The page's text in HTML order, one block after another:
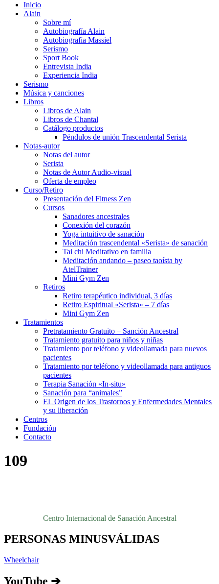
Inicio
Alain
Sobre mí
Autobiografía Alain
Autobiografía Massiel
Serismo
Sport Book
Entrevista India
Experiencia India
Serismo
Música y canciones
Libros
Libros de Alain
Libros de Chantal
Catálogo productos
Péndulos de unión Trascendental Serista
Notas-autor
Notas del autor
Serista
Notas de Autor Audio-visual
Oferta de empleo
Curso/Retiro
Presentación del Fitness Zen
Cursos
Sanadores ancestrales
Conexión del corazón
Yoga intuitivo de sanación
Meditación trascendental «Serista» de sanación
Tai chi Meditativo en familia
Meditación andando – paseo taoísta by
AtelTrainer
Mini Gym Zen
Retiros
Retiro terapéutico individual, 3 días
Retiro Espiritual «Serista» – 7 días
Mini Gym Zen
Tratamientos
Pretratamiento Gratuito – Sanción Ancestral
Tratamiento gratuito para niños y niñas
Tratamiento por teléfono y videollamada para nuevos
pacientes
Tratamiento por teléfono y videollamada para antiguos
pacientes
Terapia Sanación «In-situ»
Sanación para “animales”
EL Origen de los Trastornos y Enfermedades Mentales
y su liberación
Centros
Fundación
Contacto
109
Centro Internacional de Sanación Ancestral
PERSONAS MINUSVÁLIDAS
Wheelchair
YouTube ➔